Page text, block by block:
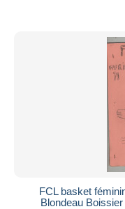
FCL basket
Blondeau